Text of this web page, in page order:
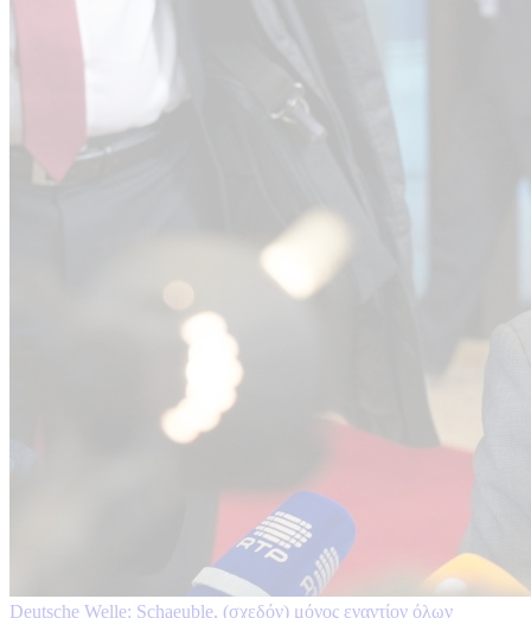
Deutsche Welle: Schaeuble, (σχεδόν) μόνος εναντίον όλων